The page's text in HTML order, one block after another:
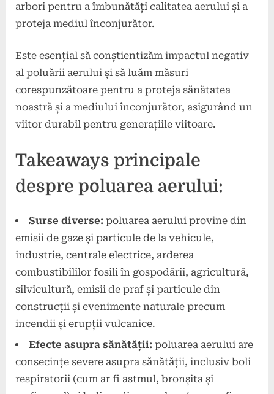
arbori pentru a îmbunătăți calitatea aerului și a
proteja mediul înconjurător.
Este esențial să conștientizăm impactul negativ
al poluării aerului și să luăm măsuri
corespunzătoare pentru a proteja sănătatea
noastră și a mediului înconjurător, asigurând un
viitor durabil pentru generațiile viitoare.
Takeaways principale
despre poluarea aerului:
Surse diverse: poluarea aerului provine din
emisii de gaze și particule de la vehicule,
industrie, centrale electrice, arderea
combustibililor fosili în gospodării, agricultură,
silvicultură, emisii de praf și particule din
construcții și evenimente naturale precum
incendii și erupții vulcanice.
Efecte asupra sănătății: poluarea aerului are
consecințe severe asupra sănătății, inclusiv boli
respiratorii (cum ar fi astmul, bronșita și